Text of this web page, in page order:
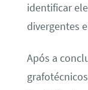
identificar
divergentes
Após a